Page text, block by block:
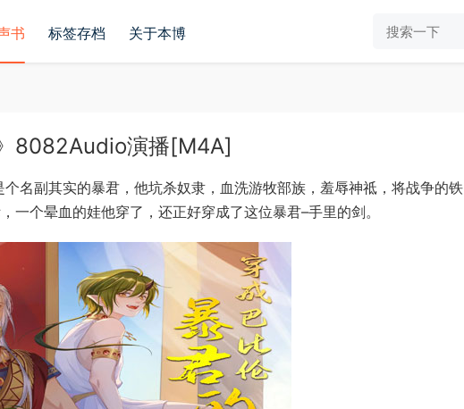
书 标签存档 关于本博
8082Audio演播[M4A]
名副其实的暴君，他坑杀奴隶，血洗游牧部族，羞辱神祗，将战争的铁
一个晕血的娃他穿了，还正好穿成了这位暴君–手里的剑。